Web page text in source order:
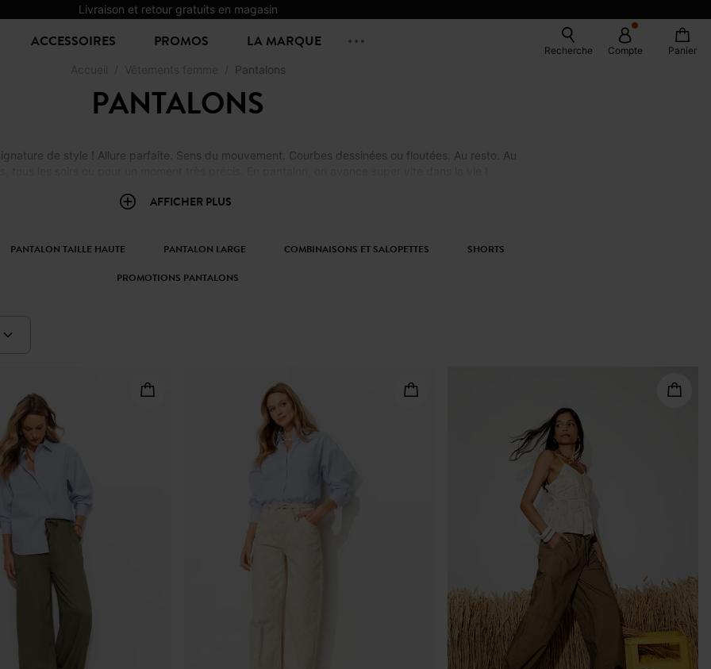
Livraison et retour gratuits en magasin
ACCESSOIRES PROMOS LA MARQUE Recherche Compte Panier
Pantalons
PANTALONS
de style ! Allure parfaite. Sens du mouvement. Courbes dessinées ou floutées. Au resto. Au
AFFICHER PLUS
PANTALON TAILLE HAUTE PANTALON LARGE COMBINAISONS ET SALOPETTES
SHORTS
PROMOTIONS PANTALONS